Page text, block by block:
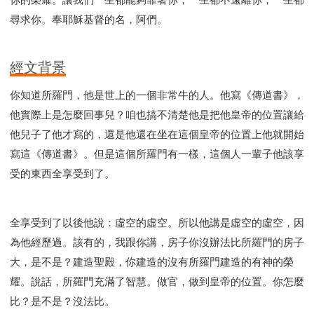
尋求你。奉耶穌基督的名，阿們。
經文背景
你知道所羅門，他是世上的一個非常牛的人。他寫《傳道書》，
他實際上是怎麼回事兒？咱也搞不清楚他是把他皇帝的位置讓給
他兒子了他才寫的，還是他還在坐在這個皇帝的位置上他就開始
寫這《傳道書》。但是這個所羅門有一樣，這個人一輩子他該享
受的東西全享受到了。
全享受到了以後他說：虛空的虛空。所以他講是虛空的虛空，因
為他經歷過。該有的，我跟你講，房子你沒辦法比所羅門的房子
大，是不是？建造聖殿，你建造的沒有所羅門建造的有神的榮
耀。說話，所羅門充滿了智慧。做官，做到皇帝的位置。你怎麼
比？是不是？沒法比。